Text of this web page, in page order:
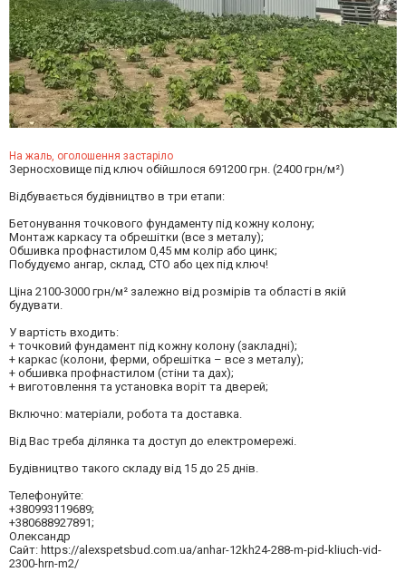
На жаль, оголошення застаріло
Зерносховище під ключ обійшлося 691200 грн. (2400 грн/м²)
Відбувається будівництво в три етапи:
Бетонування точкового фундаменту під кожну колону;
Монтаж каркасу та обрешітки (все з металу);
Обшивка профнастилом 0,45 мм колір або цинк;
Побудуємо ангар, склад, СТО або цех під ключ!
Ціна 2100-3000 грн/м² залежно від розмірів та області в якій
будувати.
У вартість входить:
+ точковий фундамент під кожну колону (закладні);
+ каркас (колони, ферми, обрешітка – все з металу);
+ обшивка профнастилом (стіни та дах);
+ виготовлення та установка воріт та дверей;
Включно: матеріали, робота та доставка.
Від Вас треба ділянка та доступ до електромережі.
Будівництво такого складу від 15 до 25 днів.
Телефонуйте:
+380993119689;
+380688927891;
Олександр
Сайт: https://alexspetsbud.com.ua/anhar-12kh24-288-m-pid-kliuch-vid-
2300-hrn-m2/